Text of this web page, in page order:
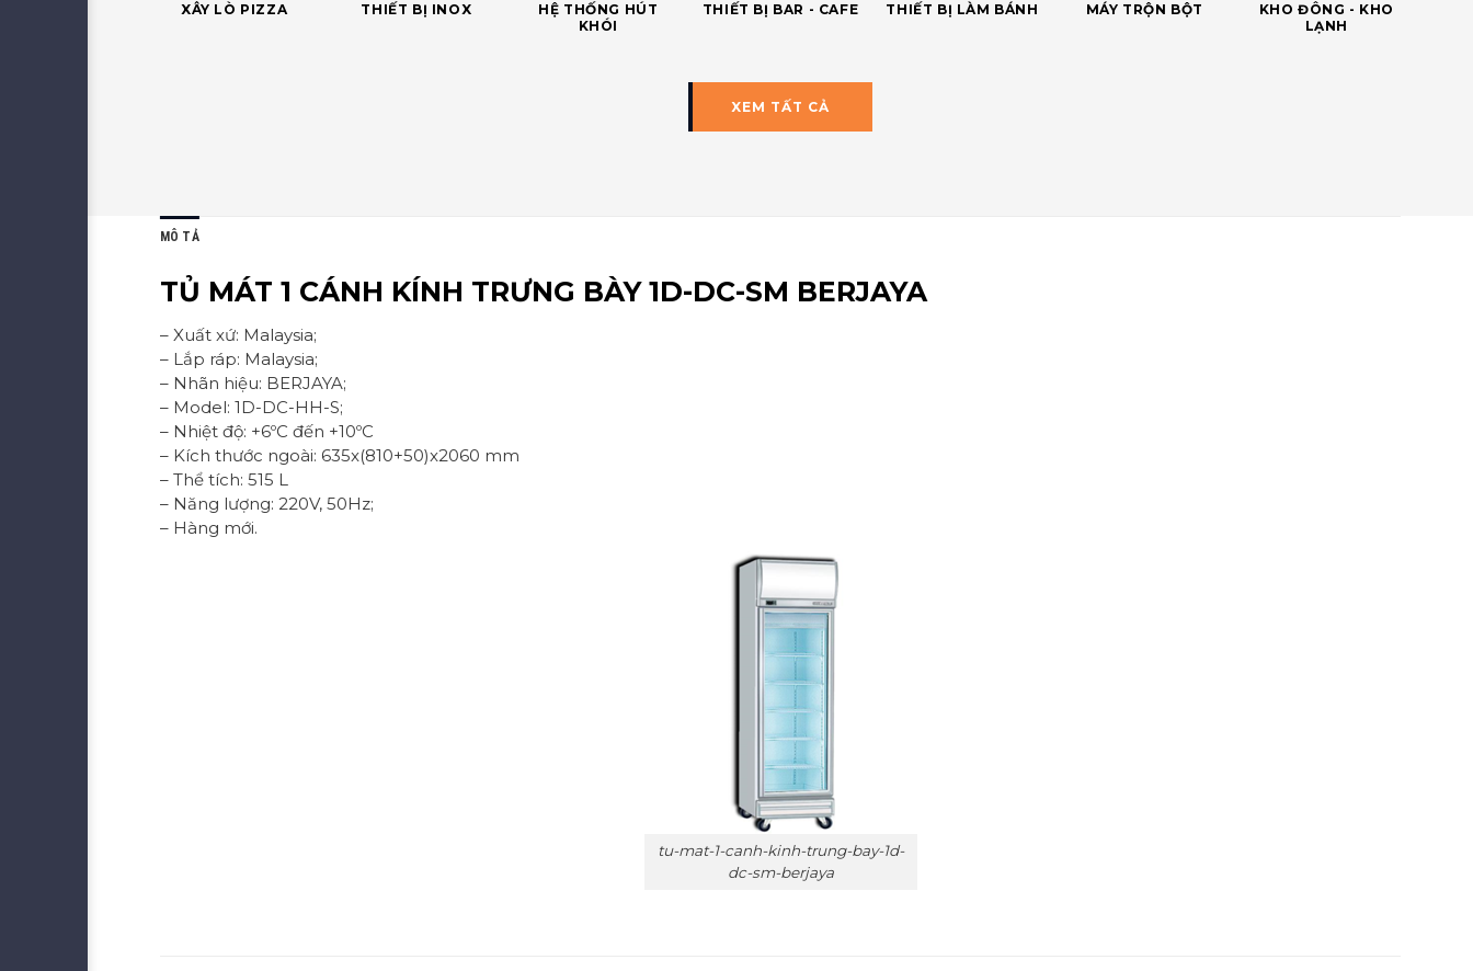
XÂY LÒ PIZZA THIẾT BỊ INOX
HỆ THỐNG HÚT
KHÓI
THIẾT BỊ BAR - CAFE THIẾT BỊ LÀM BÁNH MÁY TRỘN BỘT
KHO ĐÔNG - KHO
LẠNH
XEM TẤT CẢ
MÔ TẢ
TỦ MÁT 1 CÁNH KÍNH TRƯNG BÀY 1D-DC-SM BERJAYA
– Xuất xứ: Malaysia;
– Lắp ráp: Malaysia;
– Nhãn hiệu: BERJAYA;
– Model: 1D-DC-HH-S;
– Nhiệt độ: +6ºC đến +10ºC
– Kích thước ngoài: 635x(810+50)x2060 mm
– Thể tích: 515 L
– Năng lượng: 220V, 50Hz;
– Hàng mới.
tu-mat-1-canh-kinh-trung-bay-1d-
dc-sm-berjaya